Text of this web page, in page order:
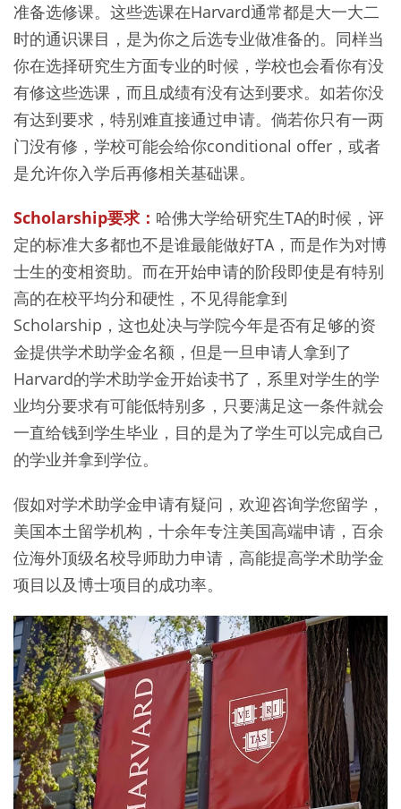
准备选修课。这些选课在Harvard通常都是大一大二
时的通识课目，是为你之后选专业做准备的。同样当
你在选择研究生方面专业的时候，学校也会看你有没
有修这些选课，而且成绩有没有达到要求。如若你没
有达到要求，特别难直接通过申请。倘若你只有一两
门没有修，学校可能会给你conditional offer，或者
是允许你入学后再修相关基础课。
Scholarship要求： 哈佛大学给研究生TA的时候，评
定的标准大多都也不是谁最能做好TA，而是作为对博
士生的变相资助。而在开始申请的阶段即使是有特别
高的在校平均分和硬性，不见得能拿到
Scholarship，这也处决与学院今年是否有足够的资
金提供学术助学金名额，但是一旦申请人拿到了
Harvard的学术助学金开始读书了，系里对学生的学
业均分要求有可能低特别多，只要满足这一条件就会
一直给钱到学生毕业，目的是为了学生可以完成自己
的学业并拿到学位。
假如对学术助学金申请有疑问，欢迎咨询学您留学，
美国本土留学机构，十余年专注美国高端申请，百余
位海外顶级名校导师助力申请，高能提高学术助学金
项目以及博士项目的成功率。